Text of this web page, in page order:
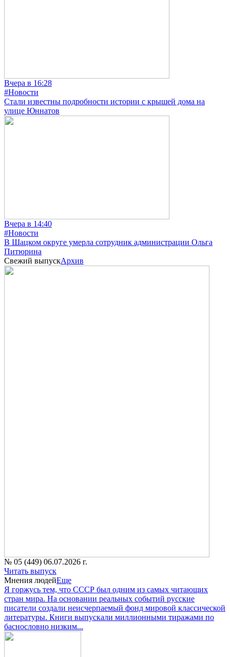
Вчера в 16:28
#Новости
Стали известны подробности истории с крышей дома на
улице Юннатов
Вчера в 14:40
#Новости
В Шацком округе умерла сотрудник администрации Ольга
Питюрина
Свежий выпускАрхив
№ 05 (449) 06.07.2026 г.
Читать выпуск
Мнения людейЕще
Я горжусь тем, что СССР был одним из самых читающих
стран мира. На основании реальных событий русские
писатели создали неисчерпаемый фонд мировой классической
литературы. Книги выпускали миллионными тиражами по
баснословно низким...